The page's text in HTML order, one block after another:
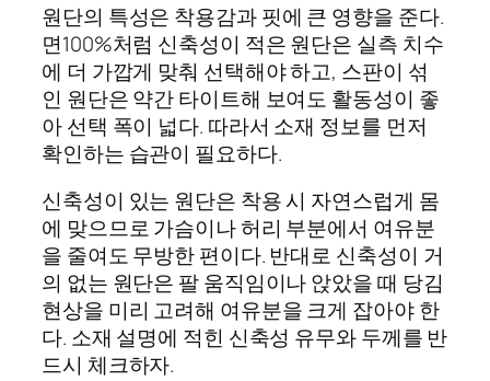
원단의 특성은 착용감과 핏에 큰 영향을 준다.
면100%처럼 신축성이 적은 원단은 실측 치수
에 더 가깝게 맞춰 선택해야 하고, 스판이 섞
인 원단은 약간 타이트해 보여도 활동성이 좋
아 선택 폭이 넓다. 따라서 소재 정보를 먼저
확인하는 습관이 필요하다.
신축성이 있는 원단은 착용 시 자연스럽게 몸
에 맞으므로 가슴이나 허리 부분에서 여유분
을 줄여도 무방한 편이다. 반대로 신축성이 거
의 없는 원단은 팔 움직임이나 앉았을 때 당김
현상을 미리 고려해 여유분을 크게 잡아야 한
다. 소재 설명에 적힌 신축성 유무와 두께를 반
드시 체크하자.